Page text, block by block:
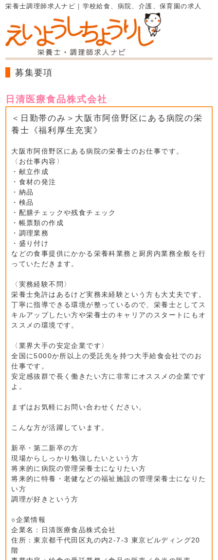
栄養士調理師求人ナビ｜学校給食、病院、介護、保育園の求人
募集要項
日清医療食品株式会社
＜日勤帯のみ＞大阪市阿倍野区にある病院の栄
養士《福利厚生充実》
大阪市阿倍野区にある病院の栄養士のお仕事です。
〈お仕事内容〉
・献立作成
・食材の発注
・納品
・検品
・配膳チェックや残食チェック
・帳票類の作成
・調理業務
・盛り付け
などの食事提供にかかる栄養科業務と厨房内業務全般を行
っていただきます。
〈実務経験不問〉
栄養士免許はあるけど実務未経験という方も大丈夫です。
丁寧に指導できる環境が整っているので、栄養士としてス
キルアップしたい方や栄養士のキャリアのスタートにもオ
ススメの環境です。
〈業界大手の安定企業です〉
全国に5000か所以上の受託先を持つ大手給食会社でのお
仕事です。
安定感抜群で長く働きたい方に非常にオススメの企業です
よ。
まずはお気軽にお問い合わせください。
こんな方が活躍しています。
新卒・第二新卒の方
現場からしっかり勉強したいという方
将来的に病院の管理栄養士になりたい方
将来的に特養・老健などの福祉施設の管理栄養士になりた
い方
調理が好きという方
○企業情報
企業名：日清医療食品株式会社
住所：東京都千代田区丸の内2-7-3 東京ビルディング20
階